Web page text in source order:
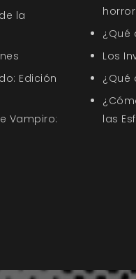
la
Edición
Vampiro:
¿Qué
Los
¿Qué
las